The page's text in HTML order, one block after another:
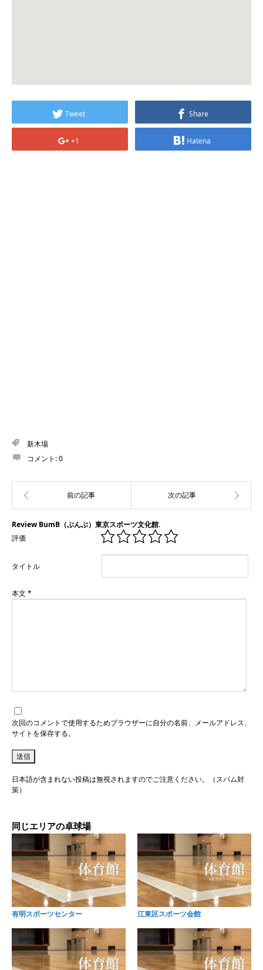
Tweet Share
+1 Hatena
新木場
コメント:0
Review BumB（ぶんぶ）東京スポーツ文化館.
評価
タイトル
本文 *
次回のコメントで使用するためブラウザーに自分の名前、メールアドレス、
サイトを保存する。
日本語が含まれない投稿は無視されますのでご注意ください。（スパム対
策）
同じエリアの卓球場
有明スポーツセンター 江東区スポーツ会館